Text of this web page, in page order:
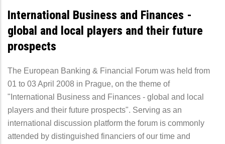
International Business and Finances -
global and local players and their future
prospects
The European Banking & Financial Forum was held from
01 to 03 April 2008 in Prague, on the theme of
"International Business and Finances - global and local
players and their future prospects". Serving as an
international discussion platform the forum is commonly
attended by distinguished financiers of our time and